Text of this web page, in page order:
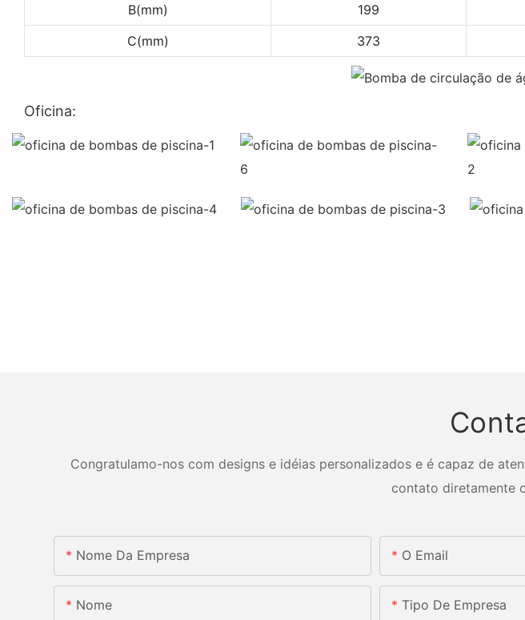
B(mm)
199
C(mm)
373
Oficina:
Congratulamo-nos com designs e idéias personalizados e é capaz de
contato diretamente
Nome Da Empresa O Email
Nome Tipo De Empresa